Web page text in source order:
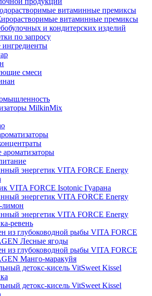
витаминные премиксы
витаминные премиксы
и кондитерских изделий
по запросу
смеси
MilkinMix
энергетик VITA FORCE Energy
VITA FORCE Isotonic Гуарана
энергетик VITA FORCE Energy
лимон
энергетик VITA FORCE Energy
ревень
из глубоководной рыбы VITA FORCE
Лесные ягоды
из глубоководной рыбы VITA FORCE
Манго-маракуйя
детокс-кисель VitSweet Kissel
детокс-кисель VitSweet Kissel